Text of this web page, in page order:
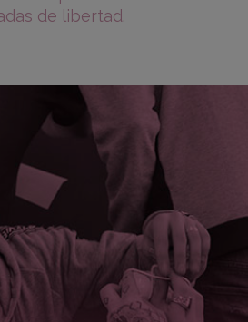
de libertad.